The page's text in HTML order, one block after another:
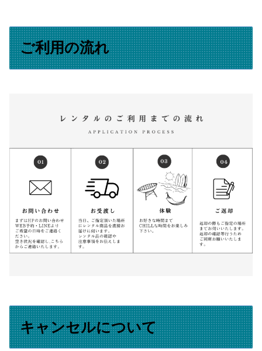
ご利用の流れ
キャンセルについて